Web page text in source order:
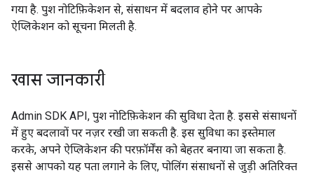
गया है. पुश नोटिफ़िकेशन से, संसाधन में बदलाव होने पर आपके
ऐप्लिकेशन को सूचना मिलती है.
खास जानकारी
Admin SDK API, पुश नोटिफ़िकेशन की सुविधा देता है. इससे संसाधनों
में हुए बदलावों पर नज़र रखी जा सकती है. इस सुविधा का इस्तेमाल
करके, अपने ऐप्लिकेशन की परफ़ॉर्मेंस को बेहतर बनाया जा सकता है.
इससे आपको यह पता लगाने के लिए, पोलिंग संसाधनों से जुड़ी अतिरिक्त